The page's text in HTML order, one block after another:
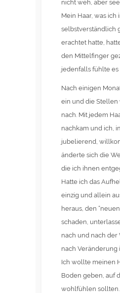
nicht weh, aber
Mein Haar, was ich
selbstverständlich
erachtet hatte,
den Mittelfinger
jedenfalls fühlte es
Nach einigen
ein und die Stellen
nach. Mit jedem
nachkam und ich,
jubelierend,
änderte sich die
die ich ihnen
Hatte ich das
einzig und allein
heraus, den
schaden,
nach und nach der
nach Veränderung
Ich wollte meinen
Boden geben, auf
wohlfühlen sollten.